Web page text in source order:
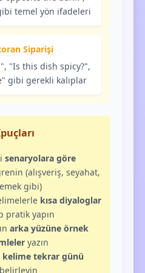
temel yön ifadeleri
Siparişi
"Is this dish spicy?",
gibi gerekli kalıplar
senaryolara göre
(alışveriş, seyahat,
gibi)
kısa diyaloglar
pratik yapın
arka yüzüne örnek
yazın
kelime tekrar günü
belirleyin